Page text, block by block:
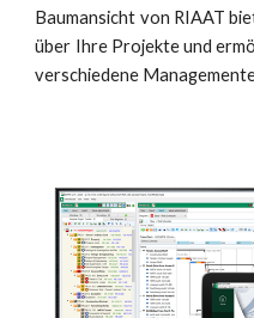
Baumansicht von RIAAT
über Ihre Projekte und
verschiedene